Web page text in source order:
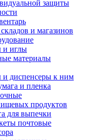
защиты
и магазинов
и иглы
материалы
и диспенсеры к ним
и пленка
продуктов
для выпечки
почтовые